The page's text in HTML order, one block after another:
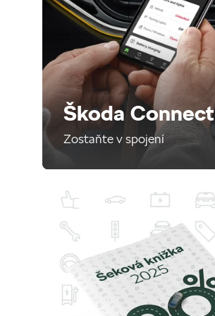
Škoda Connect
Zostaňte v spojení